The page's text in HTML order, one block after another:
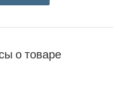
о товаре